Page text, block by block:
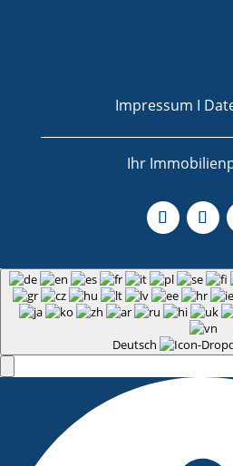
Impressum I
Ihr
Deutsch